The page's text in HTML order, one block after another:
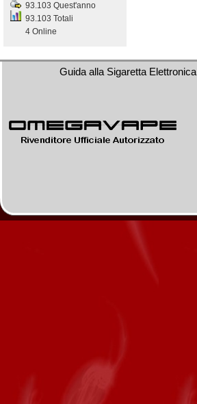
93.103 Quest'anno
93.103 Totali
4 Online
Guida alla Sigaretta Elettronica